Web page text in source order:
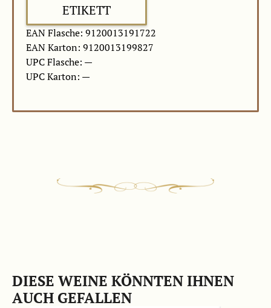
ETIKETT
EAN Flasche: 9120013191722
EAN Karton: 9120013199827
UPC Flasche: —
UPC Karton: —
DIESE WEINE KÖNNTEN IHNEN
AUCH GEFALLEN